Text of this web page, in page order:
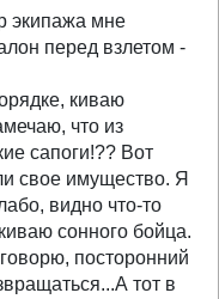
экипажа мне
перед взлетом -
киваю
что из
сапоги!?? Вот
свое имущество. Я
видно что-то
сонного бойца.
посторонний
тот в